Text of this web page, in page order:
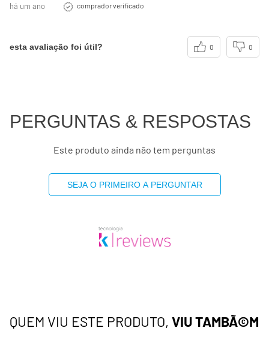
há um ano comprador verificado
esta avaliação foi útil? 0 0
PERGUNTAS & RESPOSTAS
Este produto ainda não tem perguntas
SEJA O PRIMEIRO A PERGUNTAR
QUEM VIU ESTE PRODUTO, VIU TAMBÃ©M